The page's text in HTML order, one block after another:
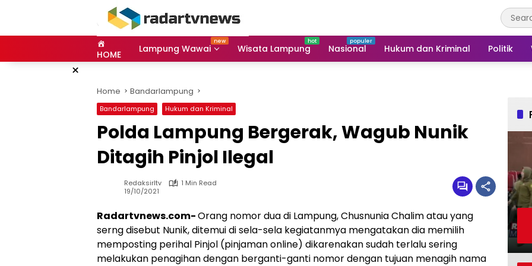
HOME Lampung Wawai Wisata Lampung Nasional Hukum dan Kriminal Politik
×
Home Bandarlampung
Bandarlampung Hukum dan Kriminal
Polda Lampung Bergerak, Wagub Nunik
Ditagih Pinjol Ilegal
Redaksirltv
1 Min Read
19/10/2021
Radartvnews.com-Orang nomor dua di Lampung, Chusnunia Chalim atau yang
serng disebut Nunik, ditemui di sela-sela kegiatanmya mengatakan dia memilih
memposting perihal Pinjol (pinjaman online) dikarenakan sudah terlalu sering
melakukan penagihan dengan berganti-ganti nomor dengan tujuan menagih nama